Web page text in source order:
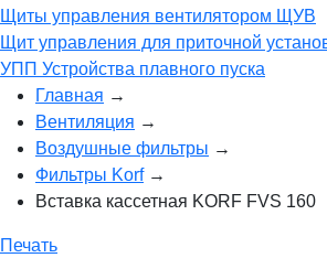
Щиты управления вентилятором ЩУВ
Щит управления для приточной
УПП Устройства плавного пуска
Главная →
Вентиляция →
Воздушные фильтры →
Фильтры Korf→
Вставка кассетная KORF FVS 160
Печать